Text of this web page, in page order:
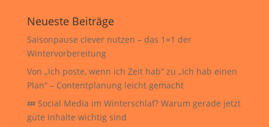
Neueste Beiträge
Saisonpause clever nutzen – das 1×1 der
Wintervorbereitung
Von „Ich poste, wenn ich Zeit hab“ zu „Ich hab einen
Plan“ – Contentplanung leicht gemacht
💤 Social Media im Winterschlaf? Warum gerade jetzt
gute Inhalte wichtig sind